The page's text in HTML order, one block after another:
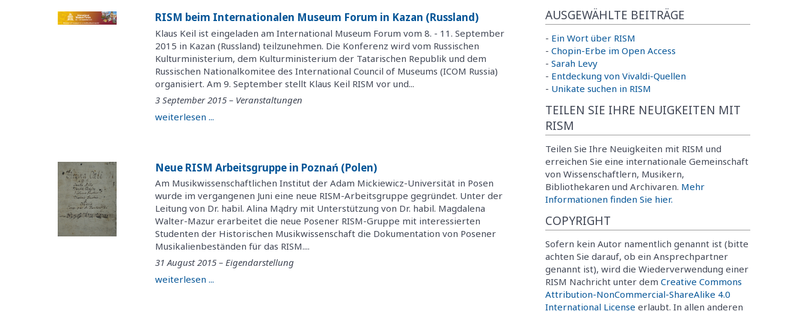
RISM beim Internationalen Museum Forum in Kazan (Russland)
Klaus Keil ist eingeladen am International Museum Forum vom 8. - 11. September
2015 in Kazan (Russland) teilzunehmen. Die Konferenz wird vom Russischen
Kulturministerium, dem Kulturministerium der Tatarischen Republik und dem
Russischen Nationalkomitee des International Council of Museums (ICOM Russia)
organisiert. Am 9. September stellt Klaus Keil RISM vor und...
3 September 2015 – Veranstaltungen
weiterlesen ...
Neue RISM Arbeitsgruppe in Poznań (Polen)
Am Musikwissenschaftlichen Institut der Adam Mickiewicz-Universität in Posen
wurde im vergangenen Juni eine neue RISM-Arbeitsgruppe gegründet. Unter der
Leitung von Dr. habil. Alina Mądry mit Unterstützung von Dr. habil. Magdalena
Walter-Mazur erarbeitet die neue Posener RISM-Gruppe mit interessierten
Studenten der Historischen Musikwissenschaft die Dokumentation von Posener
Musikalienbeständen für das RISM....
31 August 2015 – Eigendarstellung
weiterlesen ...
AUSGEWÄHLTE BEITRÄGE
- Ein Wort über RISM
- Chopin-Erbe im Open Access
- Sarah Levy
- Entdeckung von Vivaldi-Quellen
- Unikate suchen in RISM
TEILEN SIE IHRE NEUIGKEITEN MIT
RISM
Teilen Sie Ihre Neuigkeiten mit RISM und
erreichen Sie eine internationale Gemeinschaft
von Wissenschaftlern, Musikern,
Bibliothekaren und Archivaren. Mehr
Informationen finden Sie hier.
COPYRIGHT
Sofern kein Autor namentlich genannt ist (bitte
achten Sie darauf, ob ein Ansprechpartner
genannt ist), wird die Wiederverwendung einer
RISM Nachricht unter dem Creative Commons
Attribution-NonCommercial-ShareAlike 4.0
International License erlaubt. In allen anderen